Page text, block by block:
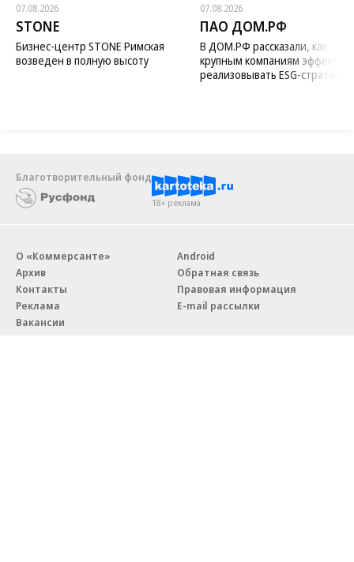
07.08.2026
STONE
Бизнес-центр STONE Римская
возведен в полную высоту
07.08.2026
ПАО ДОМ.РФ
В ДОМ.РФ рассказали, как
крупным компаниям
реализовывать ESG-стратегию
Благотворительный фонд
18+ реклама
О «Коммерсанте»
Архив
Контакты
Реклама
Вакансии
Android
Обратная связь
Правовая информация
E-mail рассылки